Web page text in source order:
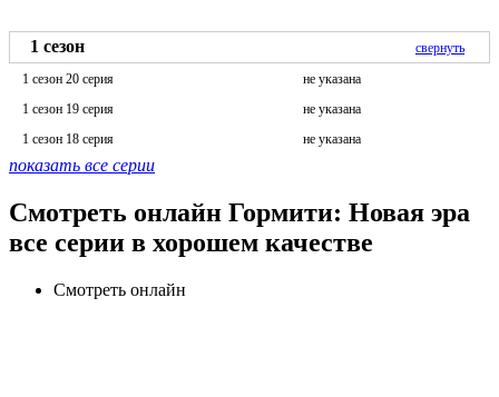
1 сезон
свернуть
1 сезон 20 серия
не указана
1 сезон 19 серия
не указана
1 сезон 18 серия
не указана
показать все серии
Смотреть онлайн Гормити: Новая эра
все серии в хорошем качестве
Смотреть онлайн